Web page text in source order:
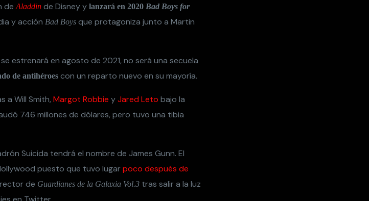
deAladdin de Disney y lanzará en 2020 Bad Boys for
y acción Bad Boys que protagoniza junto a Martin
estrenará en agosto de 2021, no será una secuela
de antihéroes con un reparto nuevo en su mayoría.
a Will Smith, Margot Robbie yJared Leto bajo la
746 millones de dólares, pero tuvo una tibia
Suicida tendrá el nombre de James Gunn. El
puesto que tuvo lugarpoco después de
de Guardianes de la Galaxia Vol.3 tras salir a la luz